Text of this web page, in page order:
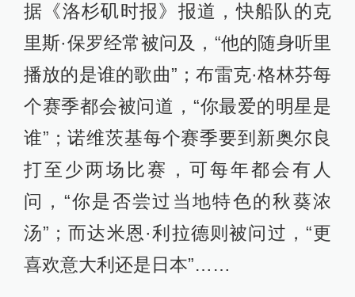
据《洛杉矶时报》报道，快船队的克
里斯·保罗经常被问及，“他的随身听里
播放的是谁的歌曲”；布雷克·格林芬每
个赛季都会被问道，“你最爱的明星是
谁”；诺维茨基每个赛季要到新奥尔良
打至少两场比赛，可每年都会有人
问，“你是否尝过当地特色的秋葵浓
汤”；而达米恩·利拉德则被问过，“更
喜欢意大利还是日本”……